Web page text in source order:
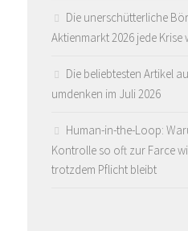
Die unerschütterliche
Aktienmarkt 2026 jede Krise
Die beliebtesten Artikel
umdenken im Juli 2026
Human-in-the-Loop:
Kontrolle so oft zur Farce
trotzdem Pflicht bleibt